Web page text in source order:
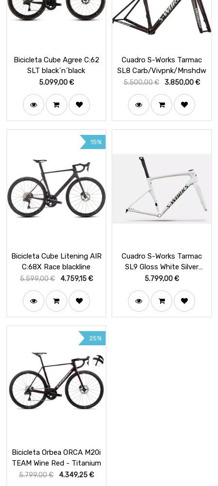
Bicicleta Cube Agree C:62
SLT black´n´black
5.099,00€
Cuadro S-Works Tarmac
SL8 Carb/Vivpnk/Mnshdw
5.500,00€ 3.850,00€
15%
Bicicleta Cube Litening AIR
C:68X Race blackline
5.599,00€ 4.759,15€
Cuadro S-Works Tarmac
SL9 Gloss White Silver
Metallic / Obsidian Metallic
5.799,00€
25%
Bicicleta Orbea ORCA M20i
TEAM Wine Red - Titanium
5.799,00€ 4.349,25€